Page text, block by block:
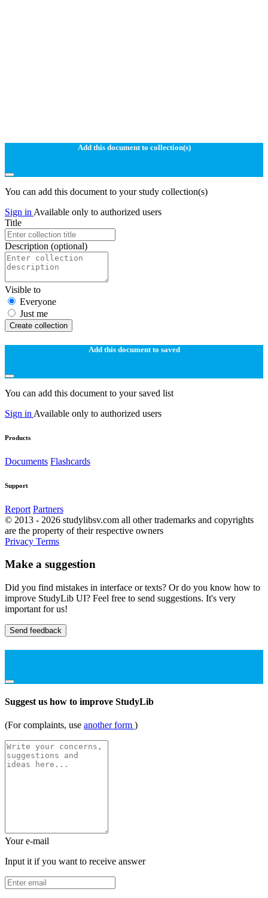
Add this document to collection(s)
You can add this document to your study collection(s)
Sign in Available only to authorized users
Title
Description (optional)
Visible to
Everyone
Just me
Create collection
Add this document to saved
You can add this document to your saved list
Sign in Available only to authorized users
Products
Documents Flashcards
Support
Report Partners
© 2013 - 2026 studylibsv.com all other trademarks and copyrights
are the property of their respective owners
Privacy Terms
Make a suggestion
Did you find mistakes in interface or texts? Or do you know how to
improve StudyLib UI? Feel free to send suggestions. It's very
important for us!
Send feedback
Suggest us how to improve StudyLib
(For complaints, use another form )
Your e-mail
Input it if you want to receive answer